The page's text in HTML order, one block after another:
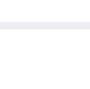
ламп для